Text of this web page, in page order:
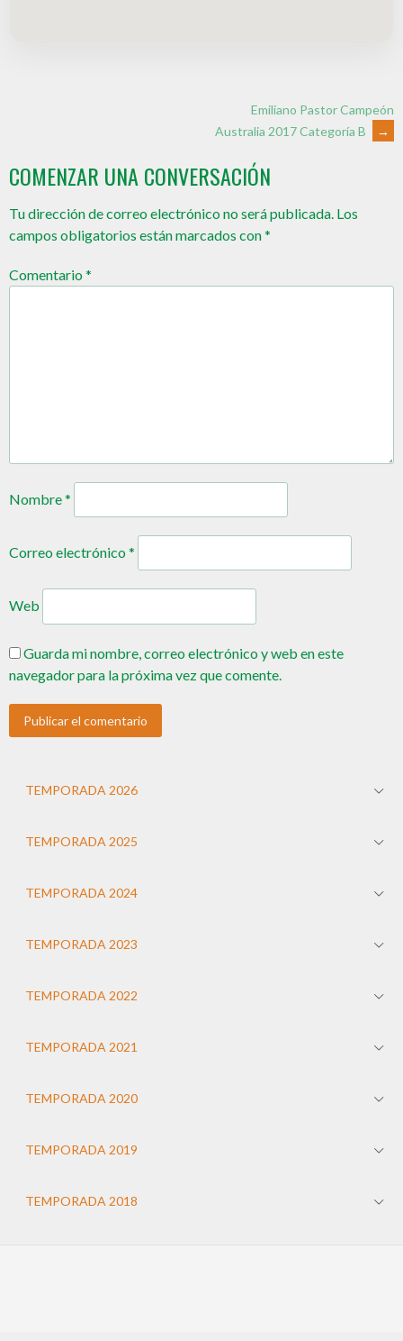
Emiliano Pastor Campeón
Australia 2017 Categoría B
→
COMENZAR UNA CONVERSACIÓN
Tu dirección de correo electrónico no será publicada. Los
campos obligatorios están marcados con*
Comentario*
Nombre*
Correo electrónico*
Web
Guarda mi nombre, correo electrónico y web en este
navegador para la próxima vez que comente.
TEMPORADA 2026
TEMPORADA 2025
TEMPORADA 2024
TEMPORADA 2023
TEMPORADA 2022
TEMPORADA 2021
TEMPORADA 2020
TEMPORADA 2019
TEMPORADA 2018